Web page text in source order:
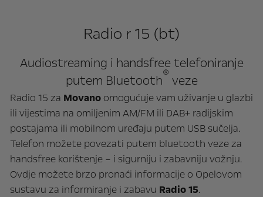
Radio r 15 (bt)
Audiostreaming i handsfree telefoniranje
putem Bluetooth® veze
Radio 15 za Movano omogućuje vam uživanje u glazbi
ili vijestima na omiljenim AM/FM ili DAB+ radijskim
postajama ili mobilnom uređaju putem USB sučelja.
Telefon možete povezati putem bluetooth veze za
handsfree korištenje – i sigurniju i zabavniju vožnju.
Ovdje možete brzo pronaći informacije o Opelovom
sustavu za informiranje i zabavu Radio 15.